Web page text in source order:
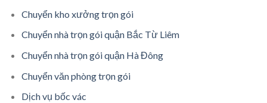
Chuyển kho xưởng trọn gói
Chuyển nhà trọn gói quận Bắc Từ Liêm
Chuyển nhà trọn gói quận Hà Đông
Chuyển văn phòng trọn gói
Dịch vụ bốc vác